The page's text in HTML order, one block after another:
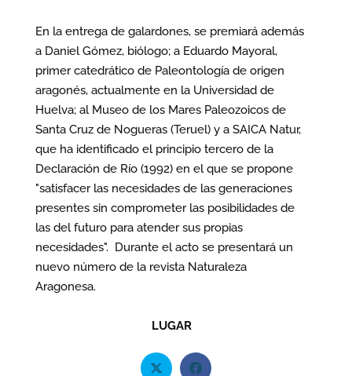
En la entrega de galardones, se premiará además
a Daniel Gómez, biólogo; a Eduardo Mayoral,
primer catedrático de Paleontología de origen
aragonés, actualmente en la Universidad de
Huelva; al Museo de los Mares Paleozoicos de
Santa Cruz de Nogueras (Teruel) y a SAICA Natur,
que ha identificado el principio tercero de la
Declaración de Río (1992) en el que se propone
"satisfacer las necesidades de las generaciones
presentes sin comprometer las posibilidades de
las del futuro para atender sus propias
necesidades". Durante el acto se presentará un
nuevo número de la revista Naturaleza
Aragonesa.
LUGAR